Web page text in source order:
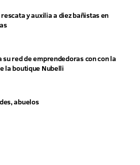
y auxilia a diez bañistas en
red de emprendedoras con con la
la boutique Nubelli
abuelos